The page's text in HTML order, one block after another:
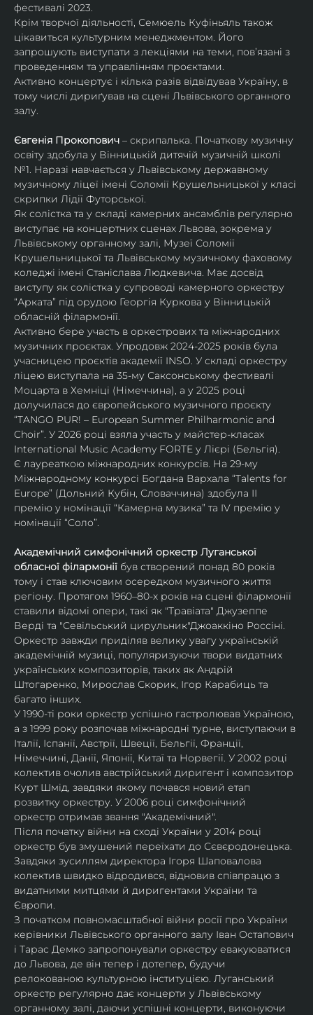
фестивалі 2023.
Крім творчої діяльності, Семюель Куфіньяль також
цікавиться культурним менеджментом. Його
запрошують виступати з лекціями на теми, пов’язані з
проведенням та управлінням проєктами.
Активно концертує і кілька разів відвідував Україну, в
тому числі дириґував на сцені Львівського органного
залу.
Євгенія Прокопович – скрипалька. Початкову музичну
освіту здобула у Вінницькій дитячій музичній школі
№1. Наразі навчається у Львівському державному
музичному ліцеї імені Соломії Крушельницької у класі
скрипки Лідії Футорської.
Як солістка та у складі камерних ансамблів регулярно
виступає на концертних сценах Львова, зокрема у
Львівському органному залі, Музеї Соломії
Крушельницької та Львівському музичному фаховому
коледжі імені Станіслава Людкевича. Має досвід
виступу як солістка у супроводі камерного оркестру
“Арката” під орудою Георгія Куркова у Вінницькій
обласній філармонії.
Активно бере участь в оркестрових та міжнародних
музичних проєктах. Упродовж 2024-2025 років була
учасницею проєктів академії INSO. У складі оркестру
ліцею виступала на 35-му Саксонському фестивалі
Моцарта в Хемніці (Німеччина), а у 2025 році
долучилася до європейського музичного проєкту
“TANGO PUR! – European Summer Philharmonic and
Choir”. У 2026 році взяла участь у майстер-класах
International Music Academy FORTE у Лієрі (Бельгія).
Є лауреаткою міжнародних конкурсів. На 29-му
Міжнародному конкурсі Богдана Вархала “Talents for
Europe” (Дольний Кубін, Словаччина) здобула ІІ
премію у номінації “Камерна музика” та IV премію у
номінації “Соло”.
Академічний симфонічний оркестр Луганської
обласної філармонії був створений понад 80 років
тому і став ключовим осередком музичного життя
регіону. Протягом 1960–80-х років на сцені філармонії
ставили відомі опери, такі як "Травіата" Джузеппе
Верді та "Севільський цирульник"Джоаккіно Россіні.
Оркестр завжди приділяв велику увагу українській
академічній музиці, популяризуючи твори видатних
українських композиторів, таких як Андрій
Штогаренко, Мирослав Скорик, Ігор Карабиць та
багато інших.
У 1990-ті роки оркестр успішно гастролював Україною,
а з 1999 року розпочав міжнародні турне, виступаючи в
Італії, Іспанії, Австрії, Швеції, Бельгії, Франції,
Німеччині, Данії, Японії, Китаї та Норвегії. У 2002 році
колектив очолив австрійський диригент і композитор
Курт Шмід, завдяки якому почався новий етап
розвитку оркестру. У 2006 році симфонічний
оркестр отримав звання "Академічний".
Після початку війни на сході України у 2014 році
оркестр був змушений переїхати до Сєвєродонецька.
Завдяки зусиллям директора Ігоря Шаповалова
колектив швидко відродився, відновив співпрацю з
видатними митцями й диригентами України та
Європи.
З початком повномасштабної війни росії про України
керівники Львівського органного залу Іван Остапович
і Тарас Демко запропонували оркестру евакуюватися
до Львова, де він тепер і дотепер, будучи
релокованою культурною інституцією. Луганський
оркестр регулярно дає концерти у Львівському
органному залі, даючи успішні концерти, виконуючи